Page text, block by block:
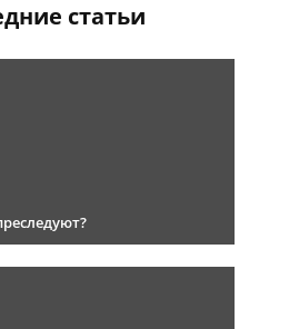
статьи